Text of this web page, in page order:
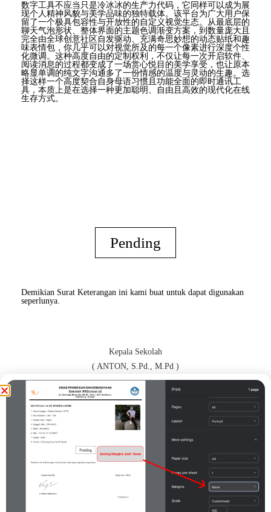
数字工具不应当只是冷冰冰的生产力代码，它同样可以成为展
现个人精神风貌与美学品味的独特载体。该平台为广大用户保
留了一个极具包容性与开放性的自定义视觉生态。从最底层的
聊天气泡形状、整体界面的主题色调渐变方案，到数量庞大且
完全由全球创意社区自发驱动、充满奇思妙想的动态贴纸和趣
味表情包，你几乎可以对视觉所及的每一个像素进行深度个性
化微调。这种高度自由的定制权利，不仅让每一次开启软件、
阅读消息的过程都变成了一场赏心悦目的美学享受，也让原本
略显单调的纯文字沟通多了一份情感的温度与灵动的生趣。选
择这样一个高度契合自身母语习惯且功能全面的即时通讯工
具，本质上是在选择一种更加聪明、自由且高效的现代化在线
生存方式。
Pending
Demikian Surat Keterangan ini kami buat untuk dapat digunakan
seperlunya.
Kepala Sekolah
( ANTON, S.Pd., M.Pd )
Orang Tua / Wali*
( adsasdsd )
Print